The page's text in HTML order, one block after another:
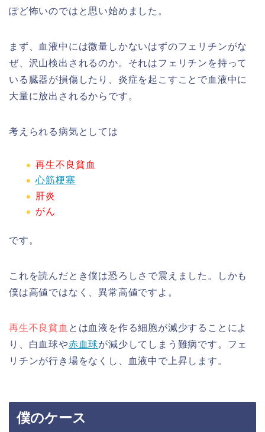
ぽど怖いのではと思い始めました。
まず、血液中には微量しかないはずのフェリチンがな
ぜ、沢山検出されるのか。それはフェリチンを持って
いる臓器が損傷したり、炎症を起こすことで血液中に
大量に放出されるからです。
考えられる病気としては
再生不良貧血
心筋梗塞
肝炎
がん
です。
これを読んだとき僕は恐ろしさで震えました。しかも
僕は高値ではなく、異常高値ですよ。
再生不良貧血 とは血液を作る細胞が減少することによ
り、白血球や赤血球が減少してしまう難病です。フェ
リチンが行き場をなくし、血液中で上昇します。
僕のケース